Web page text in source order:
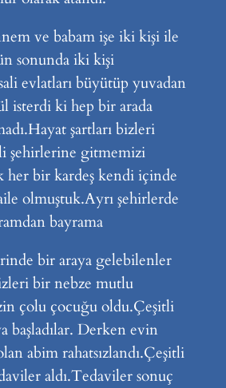
ve babam işe iki kişi ile
sonunda iki kişi
evlatları büyütüp yuvadan
isterdi ki hep bir arada
şartları bizleri
şehirlerine gitmemizi
her bir kardeş kendi içinde
olmuştuk.Ayrı şehirlerde
bayrama
bir araya gelebilenler
bir nebze mutlu
çolu çocuğu oldu.Çeşitli
başladılar. Derken evin
abim rahatsızlandı.Çeşitli
aldı.Tedaviler sonuç